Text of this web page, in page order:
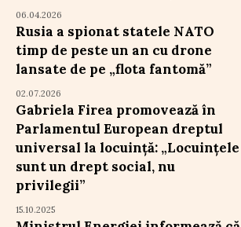
06.04.2026
Rusia a spionat statele NATO
timp de peste un an cu drone
lansate de pe „flota fantomă”
02.07.2026
Gabriela Firea promovează în
Parlamentul European dreptul
universal la locuință: „Locuințele
sunt un drept social, nu
privilegii”
15.10.2025